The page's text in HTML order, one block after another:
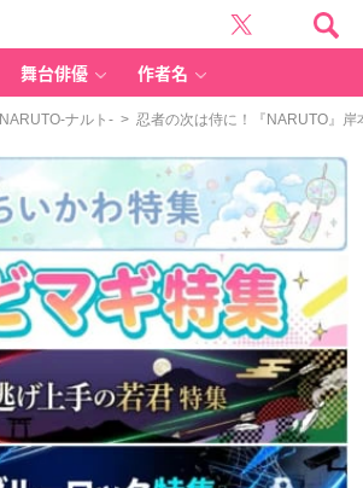
舞台俳優 作者名
NARUTO-ナルト- > 忍者の次は侍に！『NARUTO』岸